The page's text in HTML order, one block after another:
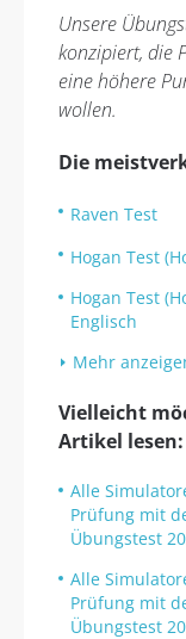
Unsere
konzipiert, die
eine höhere
wollen.
Die
Raven Test
Hogan Test
Hogan Test
Englisch
Mehr
Vielleicht
Artikel lesen:
Alle
Prüfung mit
Übungstest
Alle
Prüfung mit
Übungstest